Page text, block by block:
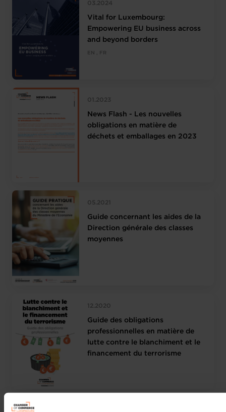
03.2024
Vital for Luxembourg:
Empowering EU business across
and beyond borders
EN , FR
01.2023
News Flash - Les nouvelles
obligations en matière de
déchets et emballages en 2023
05.2021
Guide concernant les aides de la
Direction générale des classes
moyennes
12.2020
Guide des obligations
professionnelles en matière de
lutte contre le blanchiment et le
financement du terrorisme